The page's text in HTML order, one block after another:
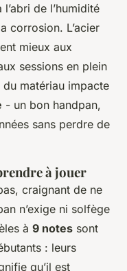
de l’humidité
corrosion. L’acier
mieux aux
sessions en plein
matériau impacte
- un bon handpan,
sans perdre de
à jouer
craignant de ne
n’exige ni solfège
à 9 notes sont
: leurs
qu’il est